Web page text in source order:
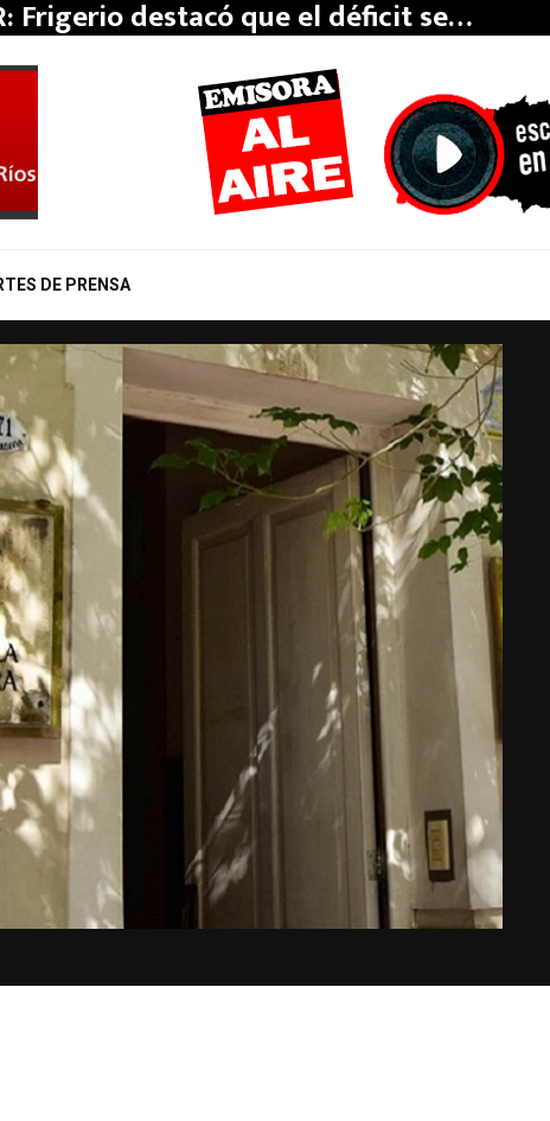
Frigerio destacó que el déficit se…
DE PRENSA